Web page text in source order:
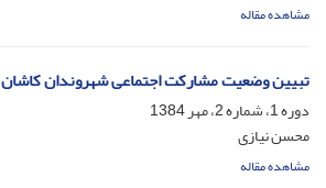
مشاهده مقاله
تبیین وضعیت مشارکت اجتماعی شهروندان کاشان
دوره 1، شماره 2، مهر 1384
محسن نیازی
مشاهده مقاله